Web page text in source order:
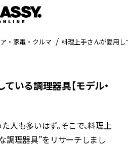
・家電・クルマ 料理上手さんが愛用
いる調理器具【モデル・
人も多いはず。そこで、料理上
調理器具”をリサーチしまし